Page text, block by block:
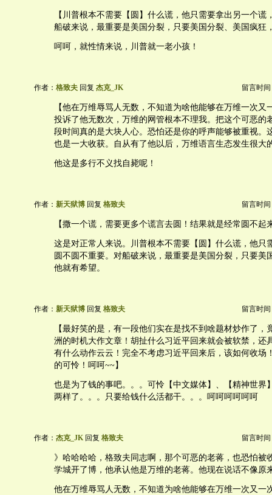
【川普根本不需要【圆】什么谎，他只需要拿出另一个谎
船破来说，最重要是美国分裂，只要美国分裂、美国疯狂
呵呵，就性情来说，川普就一老小孩！
作者： 格致夫 回复 杰克_JK 留言时间
【他在万维辱骂人无数，不知道为啥他能够在万维一次又
投诉了他无数次，万维的网管根本不理我。把这个可恶的
段时间真的是大块人心。恐怕还是你的呼声能够被重视。
也是一大收获。自从有了他以后，万维语言生态发生很大
他这是多行不义找自毙呢！
作者： 新天狱博 回复 格致夫 留言时间
【撒一个谎，需要更多个谎言去圆！结果就是经常圆不起
这是对正常人来说。川普根本不需要【圆】什么谎，他只
圆不圆不重要。对船破来说，最重要是美国分裂，只要美
他就有希望。
作者： 新天狱博 回复 格致夫 留言时间
【最好笑的是，有一段他们实在是找不到啥题材炒作了，
洲的时机大作文章！胡扯什么习近平回来就会被软禁，还
有什么动作云云！完全不考虑习近平回来后，该如何收场
的可怜！呵呵~~】
也是为了钱的事吧。。。可怜【中文媒体】、【精神世界
两样了。。。只要给钱什么活都干。。。呵呵呵呵呵呵
作者： 杰克_JK 回复 格致夫 留言时间
》哈哈哈哈，格致夫同志啊，那个可恶的老蒋，也恐怕被
学城开了博，他承认他是万维的老蒋。他现在说话不像原
他在万维辱骂人无数，不知道为啥他能够在万维一次又一